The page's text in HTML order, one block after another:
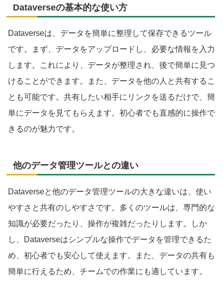
Dataverseの基本的な使い方
Dataverseは、データを簡単に整理して保存できるツール
です。まず、データをアップロードし、必要な情報を入力
します。これにより、データが整理され、後で簡単に見つ
けることができます。また、データを他の人と共有するこ
とも可能です。共有したい相手にリンクを送るだけで、簡
単にデータを見てもらえます。初心者でも直感的に操作で
きるのが魅力です。
他のデータ管理ツールとの違い
Dataverseと他のデータ管理ツールの大きな違いは、使い
やすさと共有のしやすさです。多くのツールは、専門的な
知識が必要だったり、操作が複雑だったりします。しか
し、Dataverseはシンプルな操作でデータを管理できるた
め、初心者でも安心して使えます。また、データの共有も
簡単に行えるため、チームでの作業にも適しています。